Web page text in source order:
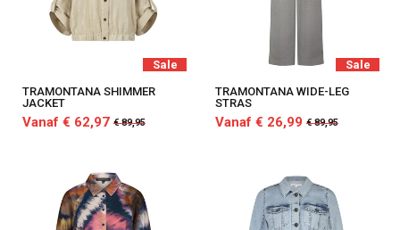
Sale
TRAMONTANA SHIMMER
JACKET
Vanaf € 62,97 € 89,95
Sale
TRAMONTANA WIDE-LEG
STRAS
Vanaf € 26,99 € 89,95